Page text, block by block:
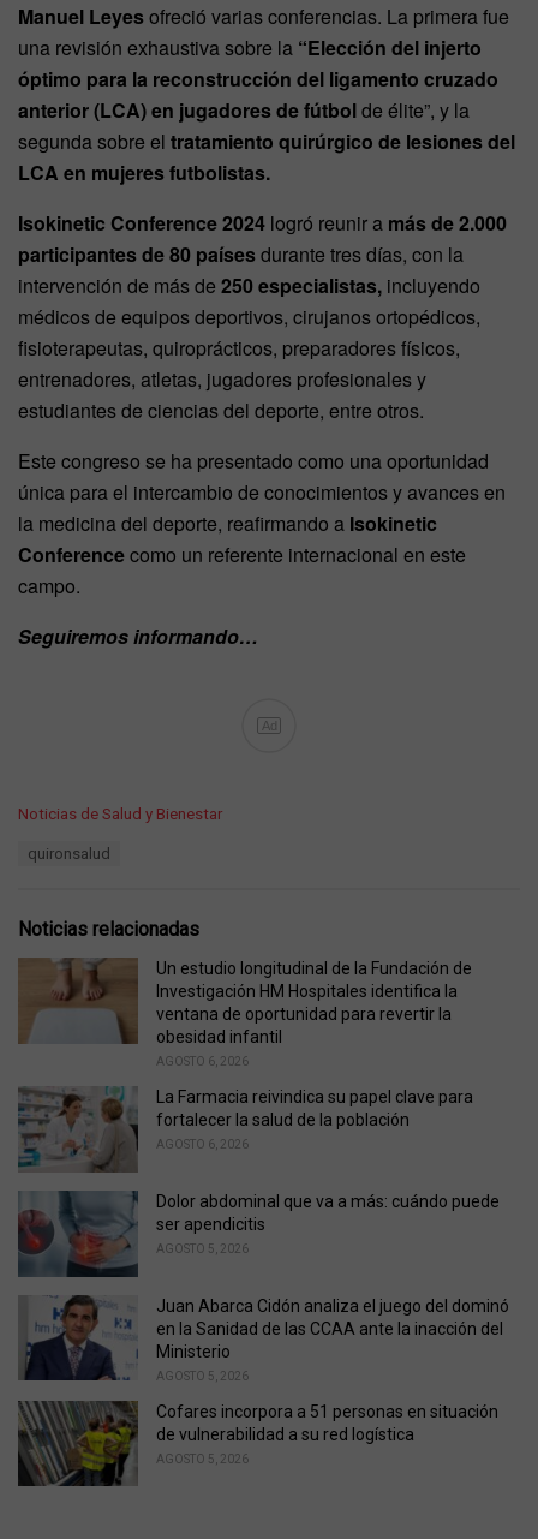
Manuel Leyes ofreció varias conferencias. La primera fue
una revisión exhaustiva sobre la “Elección del injerto
óptimo para la reconstrucción del ligamento cruzado
anterior (LCA) en jugadores de fútbolde élite”, y la
segunda sobre el tratamiento quirúrgico de lesiones del
LCA en mujeres futbolistas.
Isokinetic Conference 2024 logró reunir a más de 2.000
participantes de 80 países durante tres días, con la
intervención de más de 250 especialistas, incluyendo
médicos de equipos deportivos, cirujanos ortopédicos,
fisioterapeutas, quiroprácticos, preparadores físicos,
entrenadores, atletas, jugadores profesionales y
estudiantes de ciencias del deporte, entre otros.
Este congreso se ha presentado como una oportunidad
única para el intercambio de conocimientos y avances en
la medicina del deporte, reafirmando a Isokinetic
Conferencecomo un referente internacional en este
campo.
Seguiremos informando…
Ad
C
o
r
i
Noticias de Salud y Bienestar
:
quironsalud
Noticias relacionadas
Un estudio longitudinal de la Fundación de
Investigación HM Hospitales identifica la
ventana de oportunidad para revertir la
obesidad infantil
AGOSTO 6, 2026
La Farmacia reivindica su papel clave para
fortalecer la salud de la población
AGOSTO 6, 2026
Dolor abdominal que va a más: cuándo puede
ser apendicitis
AGOSTO 5, 2026
Juan Abarca Cidón analiza el juego del dominó
en la Sanidad de las CCAA ante la inacción del
Ministerio
AGOSTO 5, 2026
Cofares incorpora a 51 personas en situación
de vulnerabilidad a su red logística
AGOSTO 5, 2026